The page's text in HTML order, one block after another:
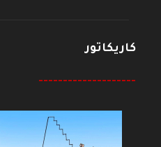
كاريكاتور
--------------------